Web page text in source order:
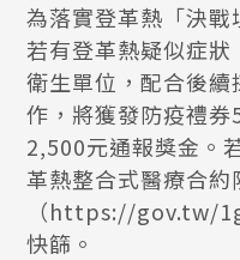
為落實登革熱「決
若有登革熱疑似症
衛生單位，配合後
作，將獲發防疫禮
2,500元通報獎金。
革熱整合式醫療合約
（https://gov.tw/
快篩。